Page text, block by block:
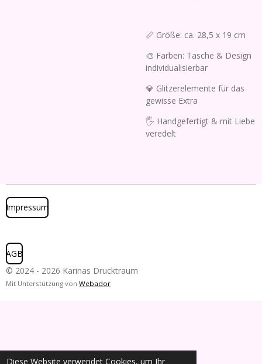
Diese Website verwendet Cookies, um Ihr
📏 Größe: ca. 28,5 x 19 cm
🎨 Farben: Tasche & Design
individualisierbar
💎 Glitzerelemente für das
gewisse Extra
🖐️ Handgefertigt & mit Liebe
veredelt
Impressum
AGB
© 2024 - 2026 Karinas Drucktraum
Mit Unterstützung von Webador